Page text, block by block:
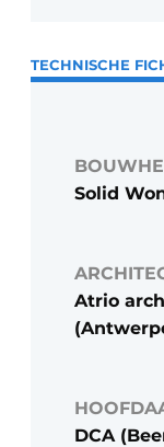
TECHNISCHE
Solid
Atrio
DCA